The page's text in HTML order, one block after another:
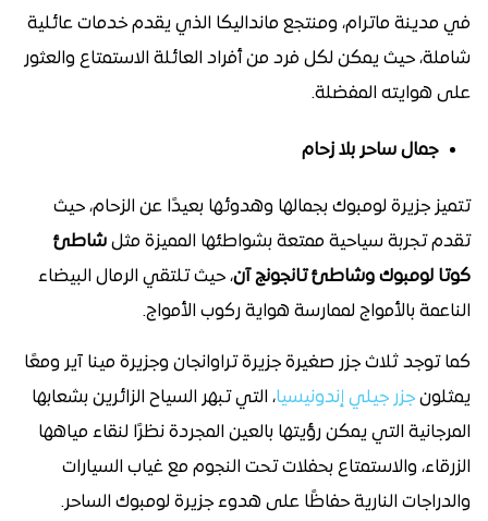
في مدينة ماترام، ومنتجع مانداليكا الذي يقدم خدمات عائلية
شاملة، حيث يمكن لكل فرد من أفراد العائلة الاستمتاع والعثور
على هوايته المفضلة.
جمال ساحر بلا زحام
تتميز جزيرة لومبوك بجمالها وهدوئها بعيدًا عن الزحام، حيث
تقدم تجربة سياحية ممتعة بشواطئها المميزة مثل شاطئ
كوتا لومبوك وشاطئ تانجونج آن، حيث تلتقي الرمال البيضاء
الناعمة بالأمواج لممارسة هواية ركوب الأمواج.
كما توجد ثلاث جزر صغيرة جزيرة تراوانجان وجزيرة مينا آير ومعًا
يمثلون جزر جيلي إندونيسيا، التي تبهر السياح الزائرين بشعابها
المرجانية التي يمكن رؤيتها بالعين المجردة نظرًا لنقاء مياهها
الزرقاء، والاستمتاع بحفلات تحت النجوم مع غياب السيارات
والدراجات النارية حفاظًا على هدوء جزيرة لومبوك الساحر.